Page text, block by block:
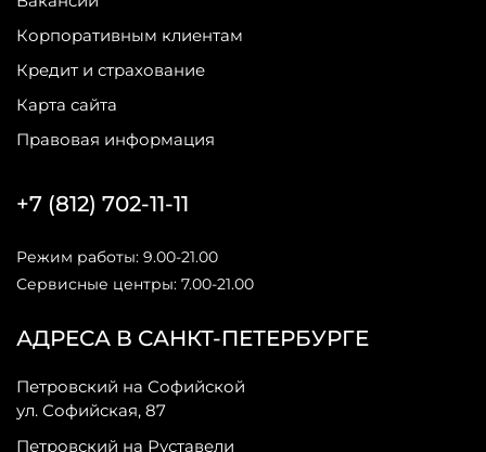
Корпоративным клиентам
Кредит и страхование
Карта сайта
Правовая информация
АДРЕСА В САНКТ-ПЕТЕРБУРГЕ
Петровский на Софийской
ул. Софийская, 87
Петровский на Руставели
+7 (812) 702-11-11
Режим работы: 9.00-21.00
Сервисные центры: 7.00-21.00